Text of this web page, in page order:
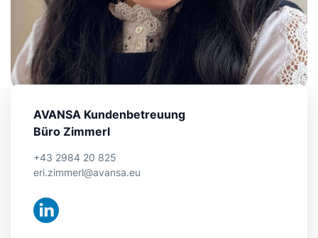
AVANSA Kundenbetreuung
Büro Zimmerl
+43 2984 20 825
eri.zimmerl@avansa.eu